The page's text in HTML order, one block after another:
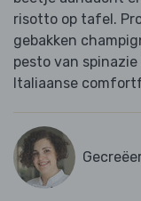
risotto op tafel.
gebakken
pesto van
Italiaanse